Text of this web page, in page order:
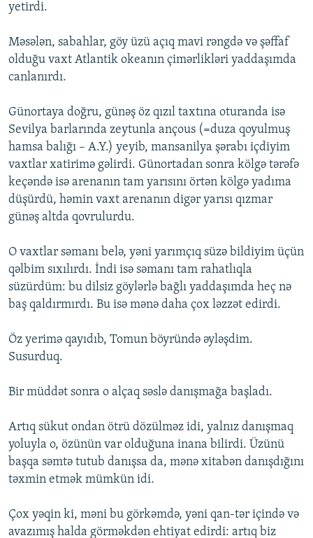
yetirdi.
Məsələn, sabahlar, göy üzü açıq mavi rəngdə və şəffaf
olduğu vaxt Atlantik okeanın çimərlikləri yaddaşımda
canlanırdı.
Günortaya doğru, günəş öz qızıl taxtına oturanda isə
Sevilya barlarında zeytunla ançous (=duza qoyulmuş
hamsa balığı – A.Y.) yeyib, mansanilya şərabı içdiyim
vaxtlar xatirimə gəlirdi. Günortadan sonra kölgə tərəfə
keçəndə isə arenanın tam yarısını örtən kölgə yadıma
düşürdü, həmin vaxt arenanın digər yarısı qızmar
günəş altda qovrulurdu.
O vaxtlar səmanı belə, yəni yarımçıq süzə bildiyim üçün
qəlbim sıxılırdı. İndi isə səmanı tam rahatlıqla
süzürdüm: bu dilsiz göylərlə bağlı yaddaşımda heç nə
baş qaldırmırdı. Bu isə mənə daha çox ləzzət edirdi.
Öz yerimə qayıdıb, Tomun böyründə əyləşdim.
Susurduq.
Bir müddət sonra o alçaq səslə danışmağa başladı.
Artıq sükut ondan ötrü dözülməz idi, yalnız danışmaq
yoluyla o, özünün var olduğuna inana bilirdi. Üzünü
başqa səmtə tutub danışsa da, mənə xitabən danışdığını
təxmin etmək mümkün idi.
Çox yəqin ki, məni bu görkəmdə, yəni qan-tər içində və
avazımış halda görməkdən ehtiyat edirdi: artıq biz